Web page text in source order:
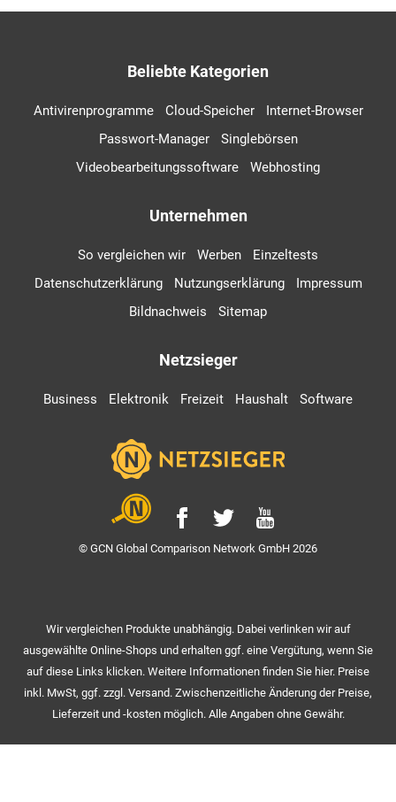
Beliebte Kategorien
Antivirenprogramme Cloud-Speicher
Internet-Browser
Passwort-Manager
Singlebörsen
Videobearbeitungssoftware
Webhosting
Unternehmen
So vergleichen wir Werben
Einzeltests
Datenschutzerklärung
Nutzungserklärung
Impressum
Bildnachweis
Sitemap
Netzsieger
Business Elektronik Freizeit Haushalt Software
© GCN Global Comparison Network GmbH 2026
Wir vergleichen Produkte unabhängig. Dabei verlinken wir auf
ausgewählte Online-Shops und erhalten ggf. eine Vergütung, wenn Sie
auf diese Links klicken. Weitere Informationen finden Sie hier. Preise
inkl. MwSt, ggf. zzgl. Versand. Zwischenzeitliche Änderung der Preise,
Lieferzeit und -kosten möglich. Alle Angaben ohne Gewähr.